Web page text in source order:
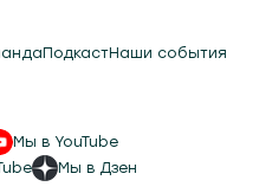
ПодкастНаши события
Мы в YouTube
Мы в Дзен